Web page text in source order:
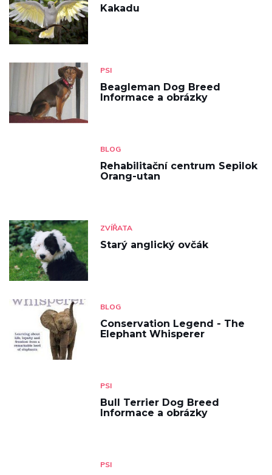
Kakadu
PSI
Beagleman Dog Breed
Informace a obrázky
BLOG
Rehabilitační centrum Sepilok
Orang-utan
ZVÍŘATA
Starý anglický ovčák
BLOG
Conservation Legend - The
Elephant Whisperer
PSI
Bull Terrier Dog Breed
Informace a obrázky
PSI